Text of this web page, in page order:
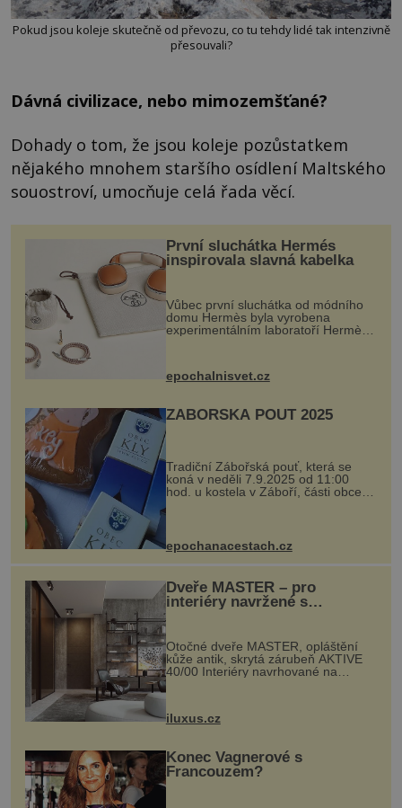
Pokud jsou koleje skutečně od převozu, co tu tehdy lidé tak intenzivně
přesouvali?
Dávná civilizace, nebo mimozemšťané?
Dohady o tom, že jsou koleje pozůstatkem
nějakého mnohem staršího osídlení Maltského
souostroví, umocňuje celá řada věcí.
První sluchátka Hermés
inspirovala slavná kabelka
Vůbec první sluchátka od módního
domu Hermès byla vyrobena
experimentálním laboratoří Hermès
kovový...
epochalnisvet.cz
ZÁBOŘSKÁ POUŤ 2025
Tradiční Zábořská pouť, která se
koná v neděli 7.9.2025 od 11:00
hod. u kostela v Záboří, části obce
Kly u Mělníka. V programu naleznete
komentovanou prohlídku kostela,
epochanacestach.cz
Dveře MASTER – pro
interiéry navržené s
rozumem i vášní!
Otočné dveře MASTER, opláštění
kůže antik, skrytá zárubeň AKTIVE
40/00 Interiéry navrhované na
zakázku často vyžadují atypické
rozměry nejen nábytku, ale i
dnes umož...
iluxus.cz
Konec Vagnerové s
Francouzem?